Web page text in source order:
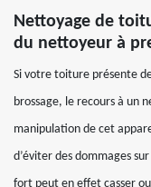
Nettoyage de
du nettoyeur à
Si votre toiture présente
brossage, le recours à un
manipulation de cet
d’éviter des dommages
fort peut en effet casser ou